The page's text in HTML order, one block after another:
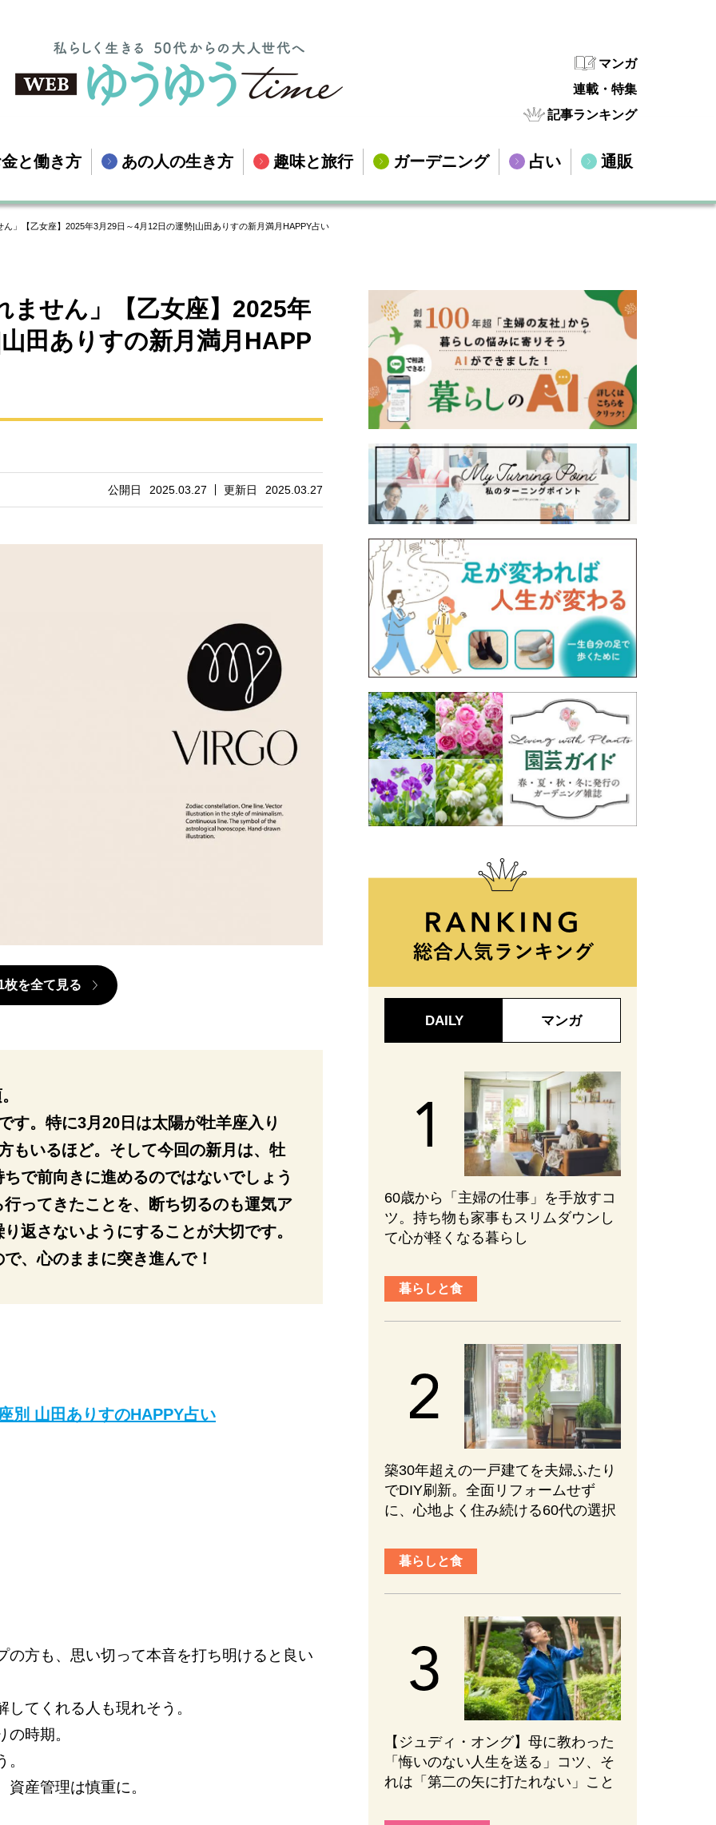
マンガ
連載・特集
記事ランキング
と働き方 あの人の生き方 趣味と旅行 ガーデニング 占い 通販
」【乙女座】2025年3月29日～4月12日の運勢|山田ありすの新月満月HAPPY占い
ません」【乙女座】2025年
田ありすの新月満月HAPP
公開日 2025.03.27 更新日 2025.03.27
枚を全て見る
す。特に3月20日は太陽が牡羊座入り
もいるほど。そして今回の新月は、牡
で前向きに進めるのではないでしょう
ってきたことを、断ち切るのも運気ア
返さないようにすることが大切です。
、心のままに突き進んで！
別 山田ありすのHAPPY占い
方も、思い切って本音を打ち明けると良い
てくれる人も現れそう。
時期。
産管理は慎重に。
DAILY マンガ
60歳から「主婦の仕事」を手放すコ
ツ。持ち物も家事もスリムダウンし
て心が軽くなる暮らし
暮らしと食
築30年超えの一戸建てを夫婦ふたり
でDIY刷新。全面リフォームせず
に、心地よく住み続ける60代の選択
暮らしと食
【ジュディ・オング】母に教わった
「悔いのない人生を送る」コツ、そ
れは「第二の矢に打たれない」こと